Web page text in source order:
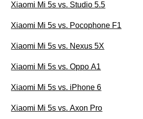
Xiaomi Mi 5s vs. Studio 5.5
Xiaomi Mi 5s vs. Pocophone F1
Xiaomi Mi 5s vs. Nexus 5X
Xiaomi Mi 5s vs. Oppo A1
Xiaomi Mi 5s vs. iPhone 6
Xiaomi Mi 5s vs. Axon Pro